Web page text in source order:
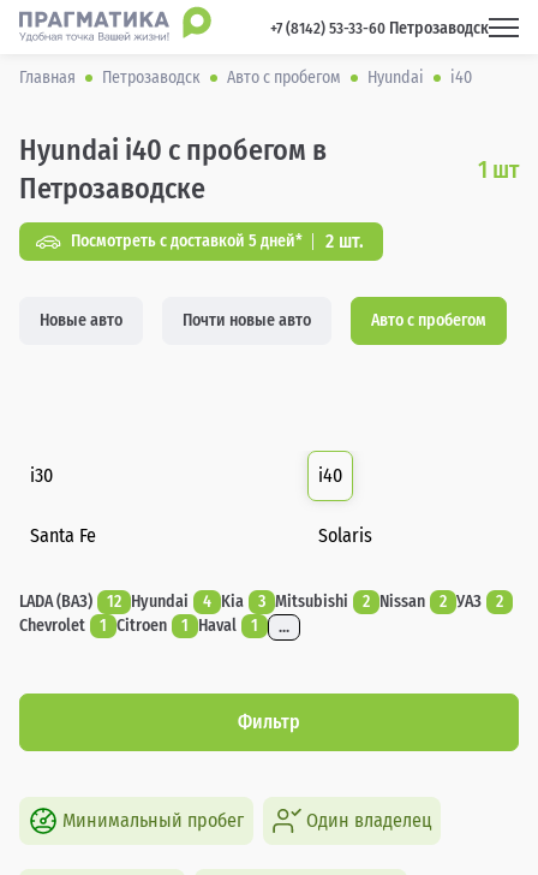
+7 (8142) 53-33-60 Петрозаводск
Главная Петрозаводск Авто с пробегом Hyundai i40
Hyundai i40 с пробегом в
Петрозаводске
1 шт
Посмотреть с доставкой 5 дней* 2 шт.
Новые авто Почти новые авто Авто с пробегом
i30 i40
Santa Fe Solaris
LADA (ВАЗ) 12 Hyundai 4 Kia 3 Mitsubishi 2 Nissan 2 УАЗ
2
Chevrolet
1 Citroen 1 Haval 1 ...
Фильтр
Минимальный пробег Один владелец